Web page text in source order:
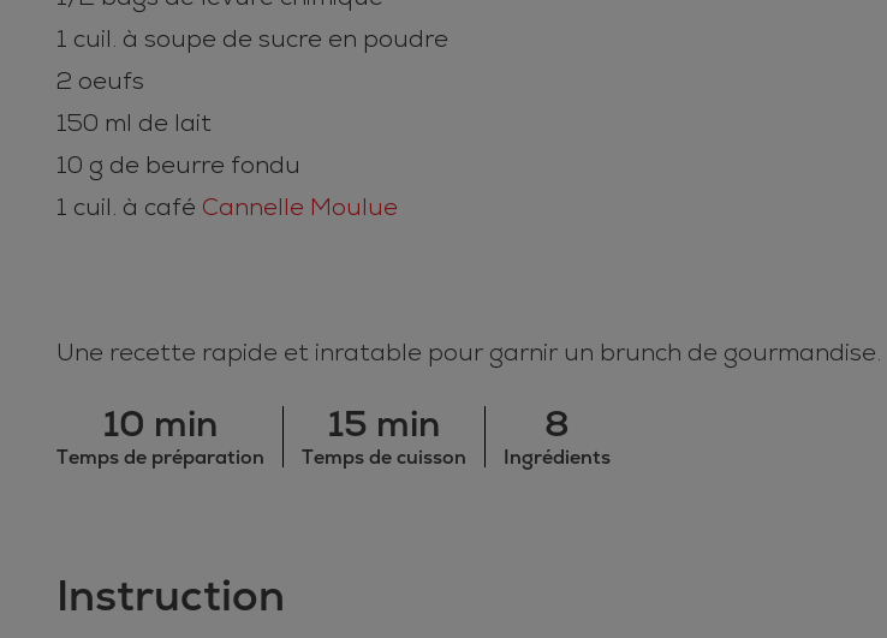
1 cuil. à soupe de sucre en poudre
2 oeufs
150 ml de lait
10 g de beurre fondu
1 cuil. à café Cannelle Moulue
Une recette rapide et inratable pour garnir un brunch de gourmandise.
10 min
Temps de préparation
15 min
Temps de cuisson
8
Ingrédients
Instruction